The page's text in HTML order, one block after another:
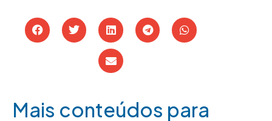
Mais conteúdos para